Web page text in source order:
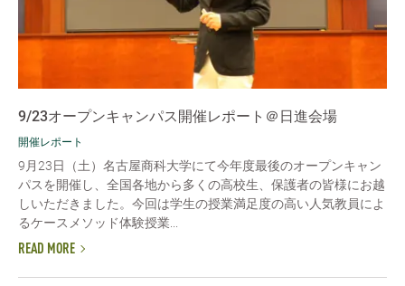
9/23オープンキャンパス開催レポート＠日進会場
開催レポート
9月23日（土）名古屋商科大学にて今年度最後のオープンキャン
パスを開催し、全国各地から多くの高校生、保護者の皆様にお越
しいただきました。今回は学生の授業満足度の高い人気教員によ
るケースメソッド体験授業...
READ MORE